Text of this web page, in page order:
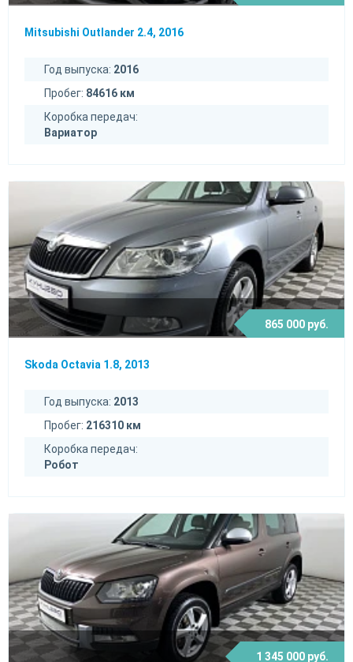
Mitsubishi Outlander 2.4, 2016
Год выпуска: 2016
Пробег: 84616 км
Коробка передач:
Вариатор
865 000 руб.
Skoda Octavia 1.8, 2013
Год выпуска: 2013
Пробег: 216310 км
Коробка передач:
Робот
1 345 000 руб.